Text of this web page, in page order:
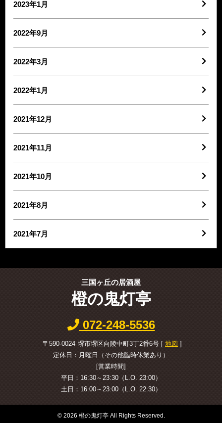
2023年1月
2022年9月
2022年3月
2022年1月
2021年12月
2021年11月
2021年10月
2021年8月
2021年7月
三国ヶ丘の居酒屋
橙の鬼灯亭
072-248-5536
〒590-0024 堺市堺区向陵中町3丁2番6号 [ 地図 ]
定休日：月曜日（その他臨時休業あり）
[営業時間]
平日：16:30～23:30（L.O. 23:00）
土日：16:00～23:00（L.O. 22:30）
© 2026 橙の鬼灯亭 All Rights Reserved.